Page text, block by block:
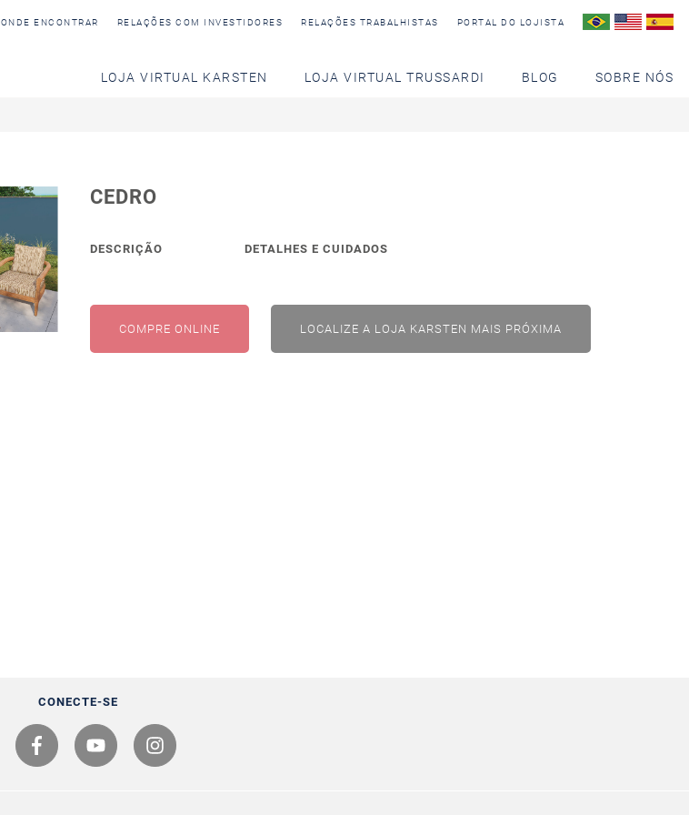
ONDE ENCONTRAR RELAÇÕES COM INVESTIDORES RELAÇÕES TRABALHISTAS PORTAL DO LOJISTA
LOJA VIRTUAL KARSTEN LOJA VIRTUAL TRUSSARDI BLOG SOBRE NÓS
CEDRO
DESCRIÇÃO DETALHES E CUIDADOS
COMPRE ONLINE LOCALIZE A LOJA KARSTEN MAIS PRÓXIMA
CONECTE-SE